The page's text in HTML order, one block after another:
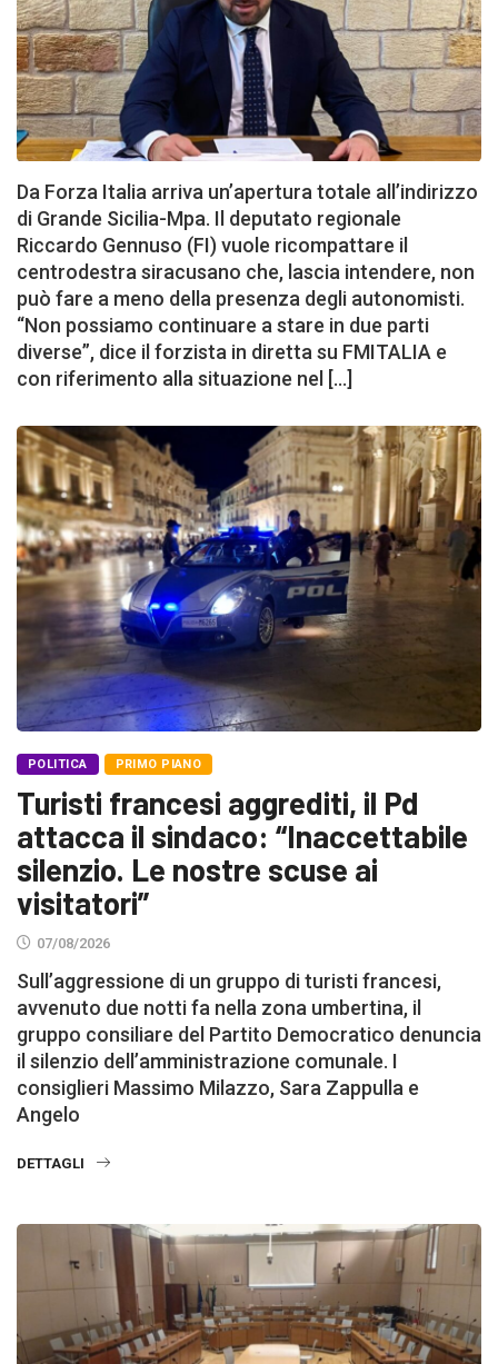
Da Forza Italia arriva un’apertura totale all’indirizzo
di Grande Sicilia-Mpa. Il deputato regionale
Riccardo Gennuso (FI) vuole ricompattare il
centrodestra siracusano che, lascia intendere, non
può fare a meno della presenza degli autonomisti.
“Non possiamo continuare a stare in due parti
diverse”, dice il forzista in diretta su FMITALIA e
con riferimento alla situazione nel […]
POLITICA PRIMO PIANO
Turisti francesi aggrediti, il Pd
attacca il sindaco: “Inaccettabile
silenzio. Le nostre scuse ai
visitatori”
07/08/2026
Sull’aggressione di un gruppo di turisti francesi,
avvenuto due notti fa nella zona umbertina, il
gruppo consiliare del Partito Democratico denuncia
il silenzio dell’amministrazione comunale. I
consiglieri Massimo Milazzo, Sara Zappulla e
Angelo
DETTAGLI